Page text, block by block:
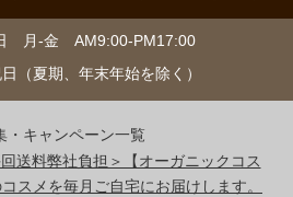
月-金 AM9:00-PM17:00
（夏期、年末年始を除く）
・キャンペーン一覧
送料弊社負担＞【オーガニックコス
スメを毎月ご自宅にお届けします。